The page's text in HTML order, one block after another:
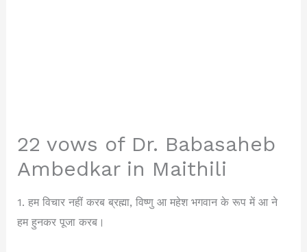
22 vows of Dr. Babasaheb
Ambedkar in Maithili
1. हम विचार नहीं करब ब्रह्मा, विष्णु आ महेश भगवान के रूप में आ ने
हम हुनकर पूजा करब।